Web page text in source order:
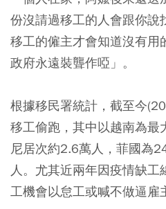
份沒請過移工的人會跟你說
移工的僱主才會知道沒有用
政府永遠裝聾作啞」。
根據移民署統計，截至今
移工偷跑，其中以越南為最
尼居次約2.6萬人，菲國為
人。尤其近兩年因疫情缺
工機會以怠工或喊不做逼雇